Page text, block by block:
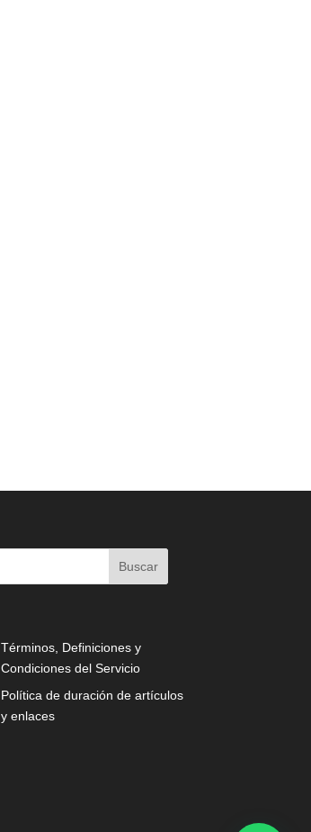
Términos, Definiciones y
Condiciones del Servicio
Política de duración de artículos
y enlaces